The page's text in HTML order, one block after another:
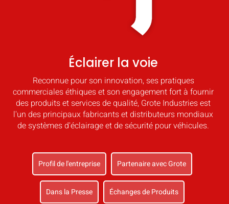
Éclairer la voie
Reconnue pour son innovation, ses pratiques
commerciales éthiques et son engagement fort à fournir
des produits et services de qualité, Grote Industries est
l'un des principaux fabricants et distributeurs mondiaux
de systèmes d'éclairage et de sécurité pour véhicules.
Profil de l'entreprise Partenaire avec Grote
Dans la Presse Échanges de Produits